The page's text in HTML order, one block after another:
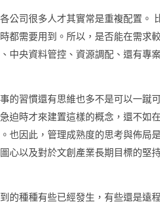
公司很多人才其實常是重複配置。
都需要用到。所以，是否能在需求
中央資料管控、資源調配、還有專
的習慣還有思維也多不是可以一蹴
迫時才來建置這樣的概念，還不如
也因此，管理成熟度的思考與佈局
心以及對於文創產業長期目標的堅
的種種有些已經發生，有些還是遠